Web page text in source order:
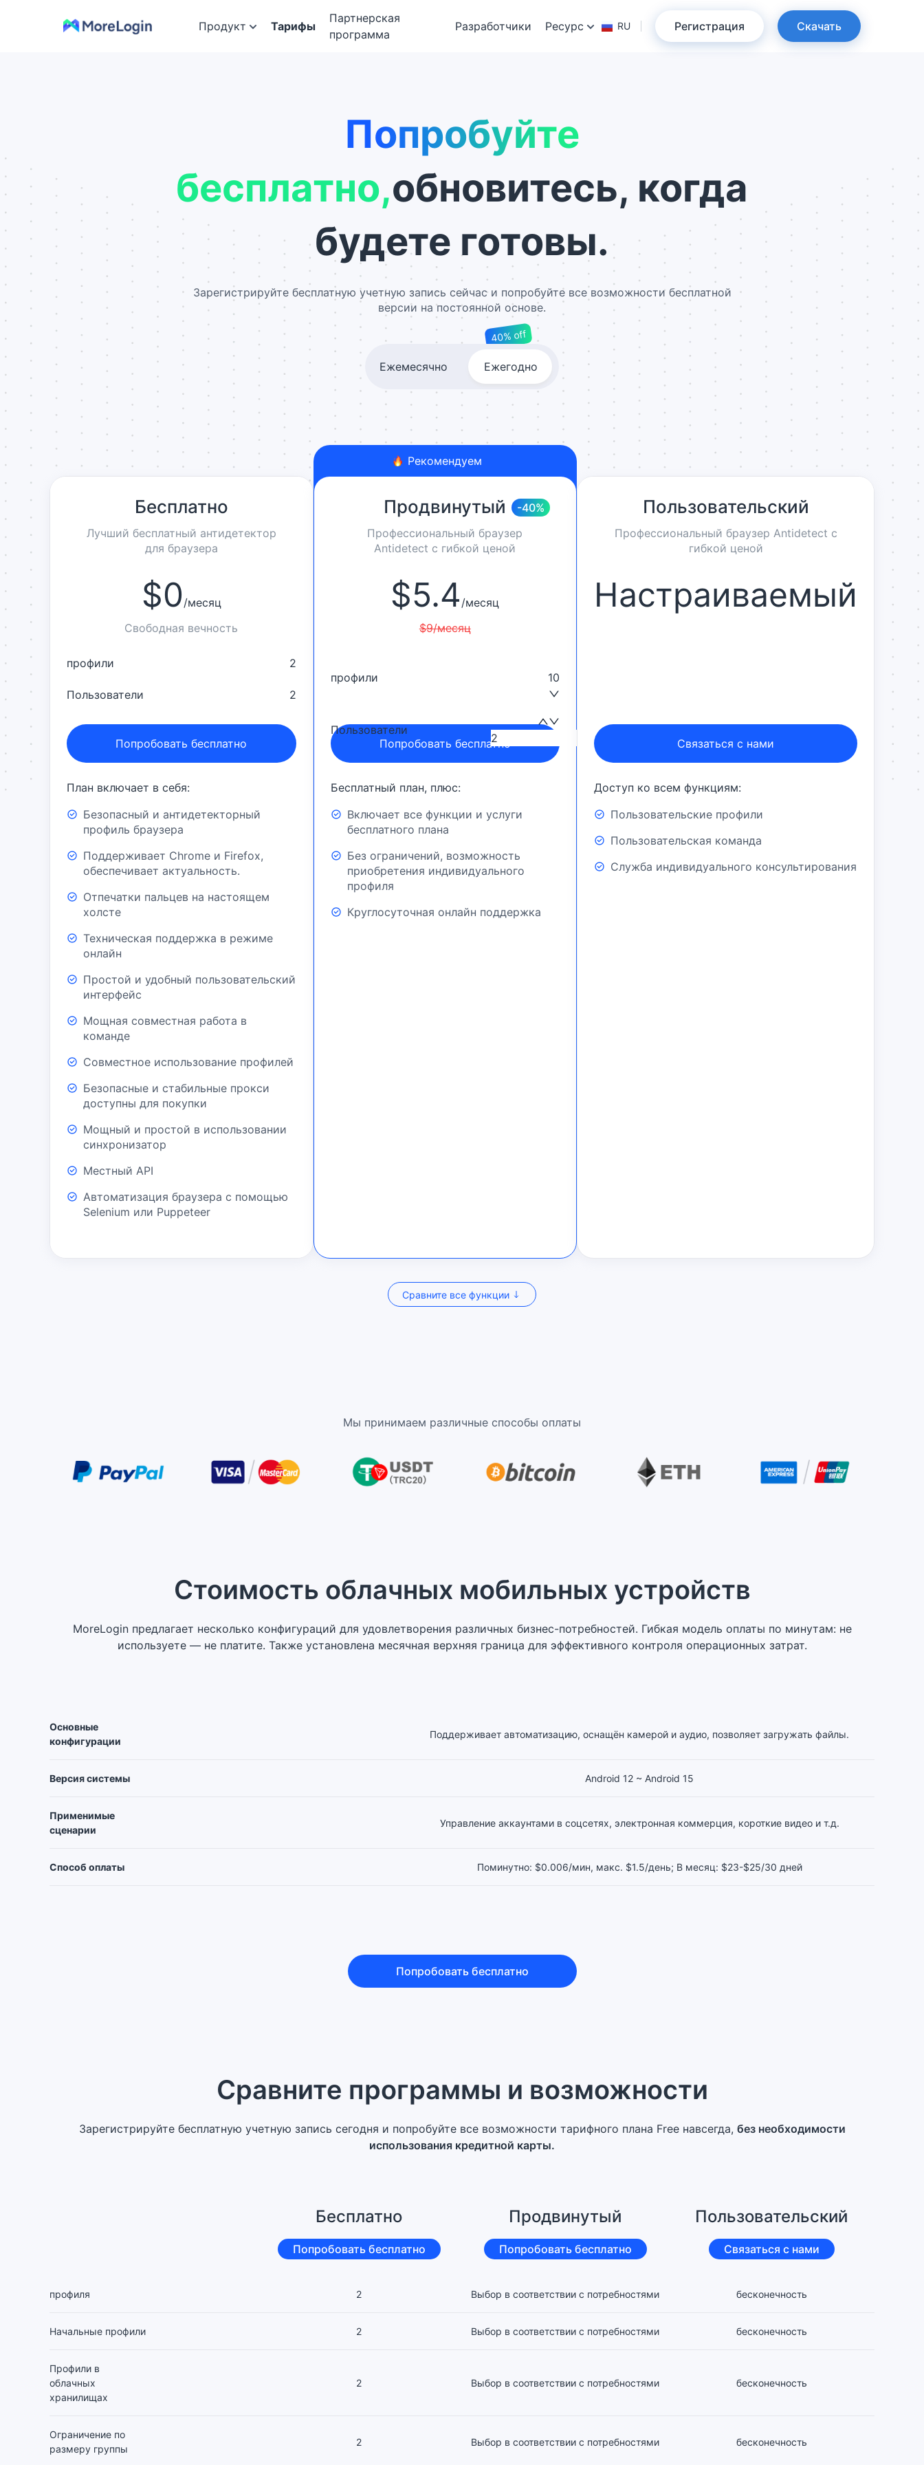
Продукт Тарифы
Партнерская
программа
Разработчики Ресурс RU Регистрация Скачать
Попробуйте
бесплатно,обновитесь, когда
будете готовы.
Зарегистрируйте бесплатную учетную запись сейчас и попробуйте все возможности бесплатной
версии на постоянной основе.
40% off
Ежемесячно Ежегодно
Бесплатно
Лучший бесплатный антидетектор
для браузера
$0/месяц
Свободная вечность
профили 2
Пользователи 2
Попробовать бесплатно
План включает в себя:
Безопасный и антидетекторный
профиль браузера
Поддерживает Chrome и Firefox,
обеспечивает актуальность.
Отпечатки пальцев на настоящем
холсте
Техническая поддержка в режиме
онлайн
Простой и удобный пользовательский
интерфейс
Мощная совместная работа в
команде
Совместное использование профилей
Безопасные и стабильные прокси
доступны для покупки
Мощный и простой в использовании
синхронизатор
Местный API
Автоматизация браузера с помощью
Selenium или Puppeteer
Рекомендуем
Продвинутый
-40%
Профессиональный браузер
Antidetect с гибкой ценой
$5.4 /месяц
$9/месяц
профили 10
Пользователи
Попробовать бесплатно
Бесплатный план, плюс:
Включает все функции и услуги
бесплатного плана
Без ограничений, возможность
приобретения индивидуального
профиля
Круглосуточная онлайн поддержка
Пользовательский
Профессиональный браузер Antidetect с
гибкой ценой
Настраиваемый
Связаться с нами
Доступ ко всем функциям:
Пользовательские профили
Пользовательская команда
Служба индивидуального консультирования
Сравните все функции
Мы принимаем различные способы оплаты
Стоимость облачных мобильных устройств
MoreLogin предлагает несколько конфигураций для удовлетворения различных бизнес-потребностей. Гибкая модель оплаты по минутам: не
используете — не платите. Также установлена месячная верхняя граница для эффективного контроля операционных затрат.
Основные
конфигурации
Поддерживает автоматизацию, оснащён камерой и аудио, позволяет загружать файлы.
Версия системы Android 12 ~ Android 15
Применимые
сценарии
Управление аккаунтами в соцсетях, электронная коммерция, короткие видео и т.д.
Способ оплаты Поминутно: $0.006/мин, макс. $1.5/день; В месяц: $23-$25/30 дней
Попробовать бесплатно
Сравните программы и возможности
Зарегистрируйте бесплатную учетную запись сегодня и попробуйте все возможности тарифного плана Free навсегда, без необходимости
использования кредитной карты.
Бесплатно
Попробовать бесплатно
Продвинутый
Попробовать бесплатно
Пользовательский
Связаться с нами
профиля 2 Выбор в соответствии с потребностями бесконечность
Начальные профили 2 Выбор в соответствии с потребностями бесконечность
Профили в
облачных
хранилищах
2 Выбор в соответствии с потребностями бесконечность
Ограничение по
размеру группы
2 Выбор в соответствии с потребностями бесконечность